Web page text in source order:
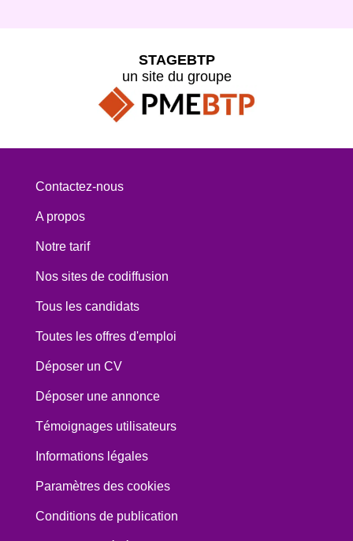
STAGEBTP
un site du groupe
Contactez-nous
A propos
Notre tarif
Nos sites de codiffusion
Tous les candidats
Toutes les offres d'emploi
Déposer un CV
Déposer une annonce
Témoignages utilisateurs
Informations légales
Paramètres des cookies
Conditions de publication